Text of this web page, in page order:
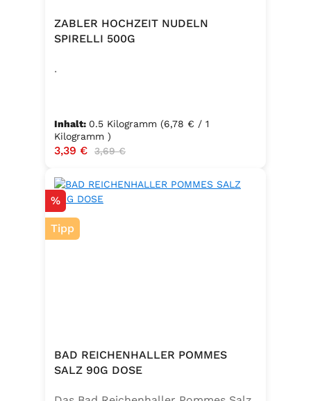
ZABLER HOCHZEIT NUDELN
SPIRELLI 500G
.
Inhalt: 0.5 Kilogramm (6,78 € / 1
Kilogramm )
Verkaufspreis:
3,39 € Regulärer Preis:
3,69 €
Rabatt
%
Tipp
BAD REICHENHALLER POMMES
SALZ 90G DOSE